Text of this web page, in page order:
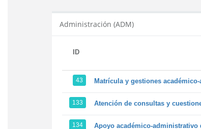
Administración (ADM)
ID
43 Matrícula y gestiones
133 Atención de consultas y
134 Apoyo académico-